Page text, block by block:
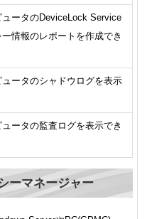
ータのDeviceLock Service
情報のレポートを作成でき
ータのシャドウログを表示
ータの監査ログを表示でき
ーマネージャー